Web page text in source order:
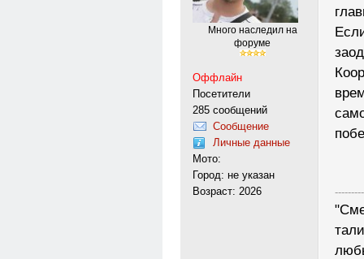
Много наследил на
форуме
Оффлайн
Посетители
285 сообщений
Сообщение
Личные данные
Мото:
Город: не указан
Возраст: 2026